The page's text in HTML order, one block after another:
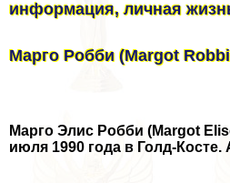
информация, личная
Марго Робби (Margot
Марго Элис Робби (Margot
июля 1990 года в Голд-Косте.